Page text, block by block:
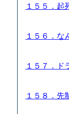
１５５．
１５６．
１５７．
１５８．